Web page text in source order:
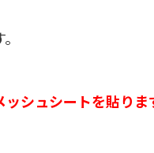
シュシートを貼りま